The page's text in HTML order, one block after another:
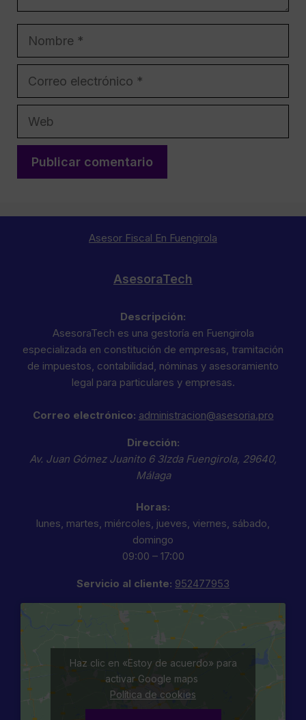
Asesor Fiscal En Fuengirola
AsesoraTech
Descripción:
AsesoraTech es una gestoría en Fuengirola
especializada en constitución de empresas, tramitación
de impuestos, contabilidad, nóminas y asesoramiento
legal para particulares y empresas.
Correo electrónico: administracion@asesoria.pro
Dirección:
Av. Juan Gómez Juanito 6 3Izda Fuengirola, 29640,
Málaga
Horas:
lunes, martes, miércoles, jueves, viernes, sábado,
domingo
09:00 – 17:00
Servicio al cliente: 952477953
Haz clic en «Estoy de acuerdo» para
activar Google maps
Política de cookies